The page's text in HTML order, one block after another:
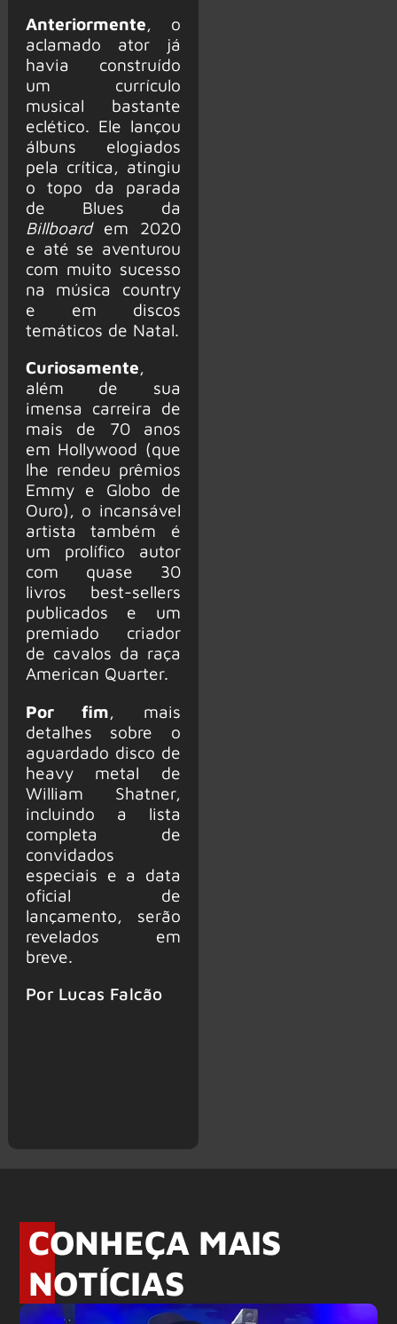
Anteriormente, o
aclamado ator já
havia construído
um currículo
musical bastante
eclético. Ele lançou
álbuns elogiados
pela crítica, atingiu
o topo da parada
de Blues da
Billboardem 2020
e até se aventurou
com muito sucesso
na música country
e em discos
temáticos de Natal.
Curiosamente,
além de sua
imensa carreira de
mais de 70 anos
em Hollywood (que
lhe rendeu prêmios
Emmy e Globo de
Ouro), o incansável
artista também é
um prolífico autor
com quase 30
livros best-sellers
publicados e um
premiado criador
de cavalos da raça
American Quarter.
Por fim, mais
detalhes sobre o
aguardado disco de
heavy metal de
William Shatner,
incluindo a lista
completa de
convidados
especiais e a data
oficial de
lançamento, serão
revelados em
breve.
Por Lucas Falcão
CONHEÇA MAIS
NOTÍCIAS